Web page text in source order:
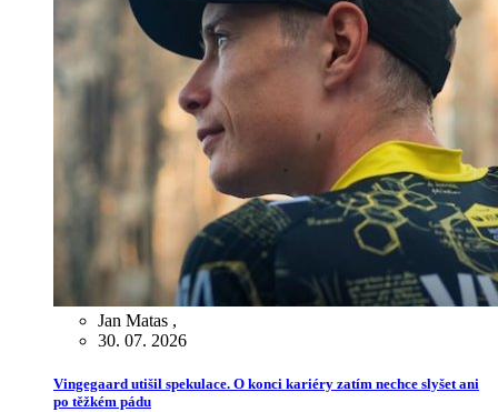
Jan Matas ,
30. 07. 2026
Vingegaard utišil spekulace. O konci kariéry zatím nechce slyšet ani
po těžkém pádu